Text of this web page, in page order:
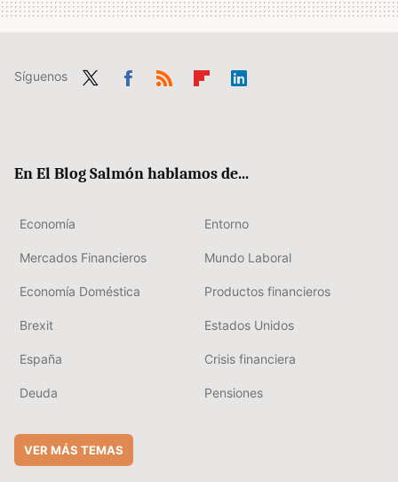
Síguenos
En El Blog Salmón hablamos de...
Economía Entorno
Mercados Financieros Mundo Laboral
Economía Doméstica Productos financieros
Brexit Estados Unidos
España Crisis financiera
Deuda Pensiones
VER MÁS TEMAS